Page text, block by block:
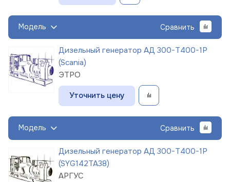
Модель Сравнить
Дизельный генератор АД 300-Т400-1Р
(Scania)
ЭТРО
Уточнить цену
Модель Сравнить
Дизельный генератор АД 300-Т400-1Р
(SYG142TA38)
АРГУС